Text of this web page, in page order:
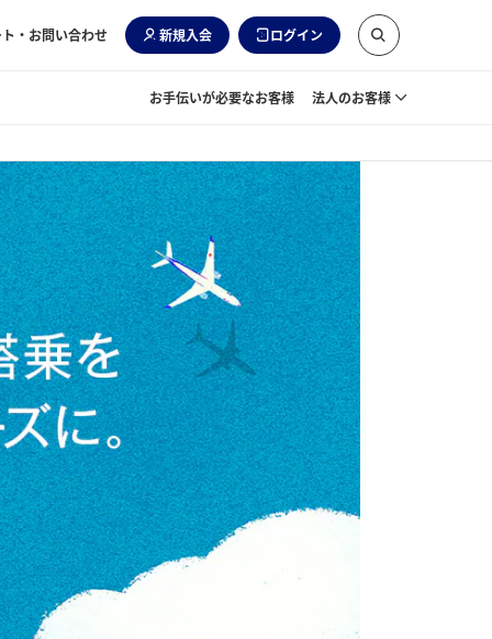
・お問い合わせ 新規入会 ログイン
お手伝いが必要なお客様 法人のお客様